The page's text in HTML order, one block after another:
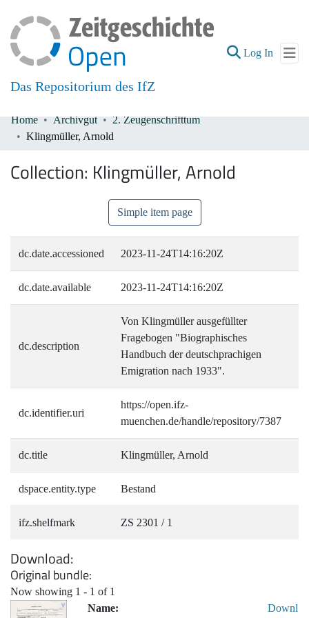
Das Repositorium des IfZ
Log In (current)
Communities & Collections
Home Archivgut
2. Zeugenschrifttum
Klingmüller, Arnold
Collection: Klingmüller, Arnold
Simple item page
dc.date.accessioned 2023-11-24T14:16:20Z
dc.date.available 2023-11-24T14:16:20Z
dc.description
Von Klingmüller ausgefüllter
Fragebogen "Biographisches
Handbuch der deutschprachigen
Emigration nach 1933".
dc.identifier.uri
https://open.ifz-
muenchen.de/handle/repository/7387
dc.title Klingmüller, Arnold
dspace.entity.type Bestand
ifz.shelfmark ZS 2301 / 1
Download
Original bundle
Now showing 1 - 1 of 1
Name:
Downl